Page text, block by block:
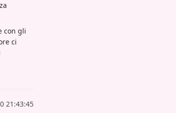
con gli
ci
21:43:45